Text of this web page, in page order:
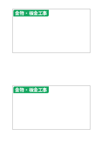
金物・板金工事
金物・板金工事